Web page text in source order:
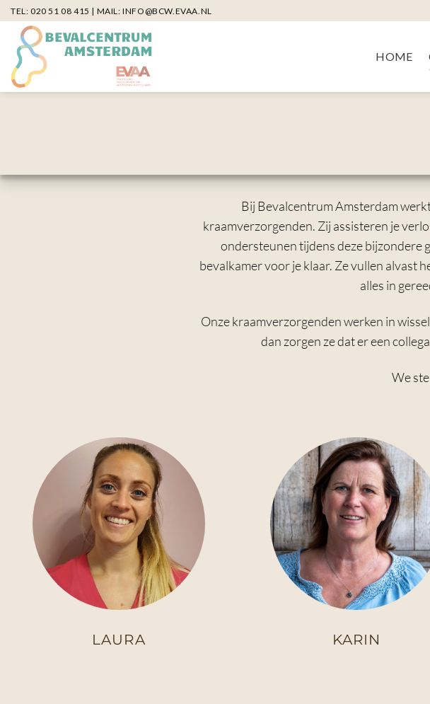
Ga
naar
inhoud
TEL: 020 51 08 415 | MAIL:INFO@BCW.EVAA.NL
HOME
Bij Bevalcentrum Amsterdam
kraamverzorgenden. Zij assisteren je
ondersteunen tijdens deze bijzondere
bevalkamer voor je klaar. Ze vullen alvast
alles in
Onze kraamverzorgenden werken in
dan zorgen ze dat er een
We
LAURA KARIN